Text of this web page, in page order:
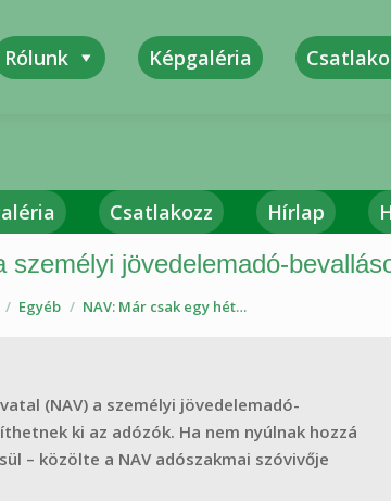
Csatlakozz Hírlap
személyi jövedelemadó-
Egyéb NAV: Már csak egy hét…
(NAV) a személyi jövedelemadó-
ki az adózók. Ha nem nyúlnak hozzá
– közölte a NAV adószakmai szóvivője
Rólunk Képgaléria